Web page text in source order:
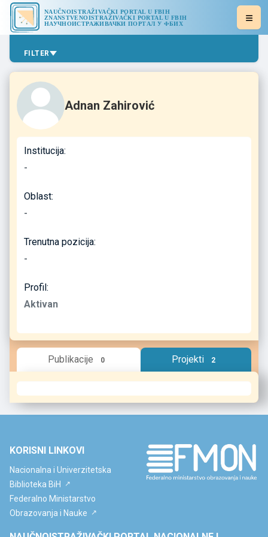
NAUČNOISTRAŽIVAČKI PORTAL U FBIH
ZNANSTVENOISTRAŽIVAČKI PORTAL U FBIH
НАУЧНОИСТРАЖИВАЧКИ ПОРТАЛ У ФБИХ
FILTER
Adnan Zahirović
Institucija:
-
Oblast:
-
Trenutna pozicija:
-
Profil:
Aktivan
Publikacije 0 Projekti 2
KORISNI LINKOVI
Nacionalna i Univerzitetska
Biblioteka BiH
Federalno Ministarstvo
Obrazovanja i Nauke